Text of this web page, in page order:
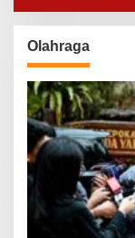
Olahraga